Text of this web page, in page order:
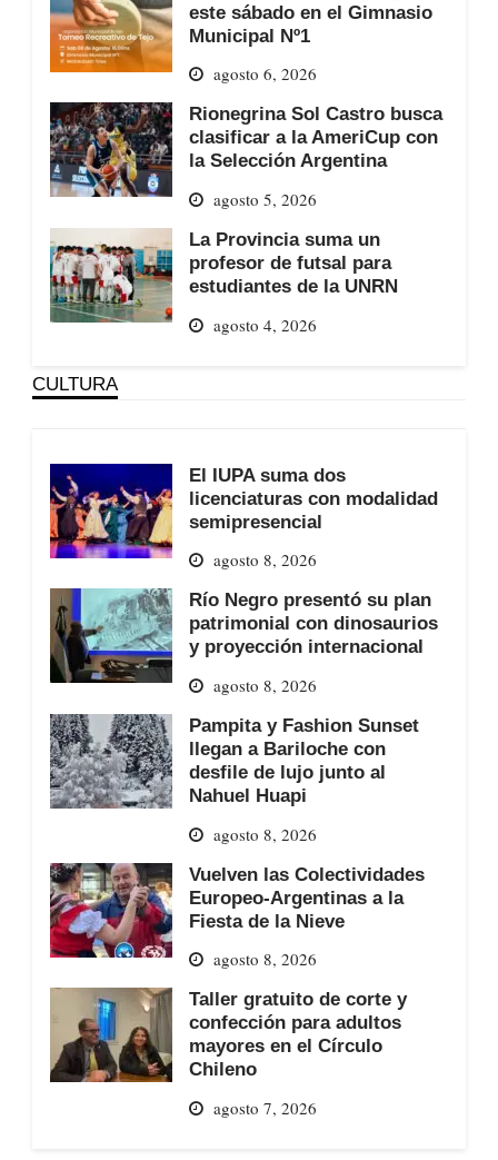
este sábado en el Gimnasio
Municipal Nº1
agosto 6, 2026
Rionegrina Sol Castro busca
clasificar a la AmeriCup con
la Selección Argentina
agosto 5, 2026
La Provincia suma un
profesor de futsal para
estudiantes de la UNRN
agosto 4, 2026
CULTURA
El IUPA suma dos
licenciaturas con modalidad
semipresencial
agosto 8, 2026
Río Negro presentó su plan
patrimonial con dinosaurios
y proyección internacional
agosto 8, 2026
Pampita y Fashion Sunset
llegan a Bariloche con
desfile de lujo junto al
Nahuel Huapi
agosto 8, 2026
Vuelven las Colectividades
Europeo-Argentinas a la
Fiesta de la Nieve
agosto 8, 2026
Taller gratuito de corte y
confección para adultos
mayores en el Círculo
Chileno
agosto 7, 2026